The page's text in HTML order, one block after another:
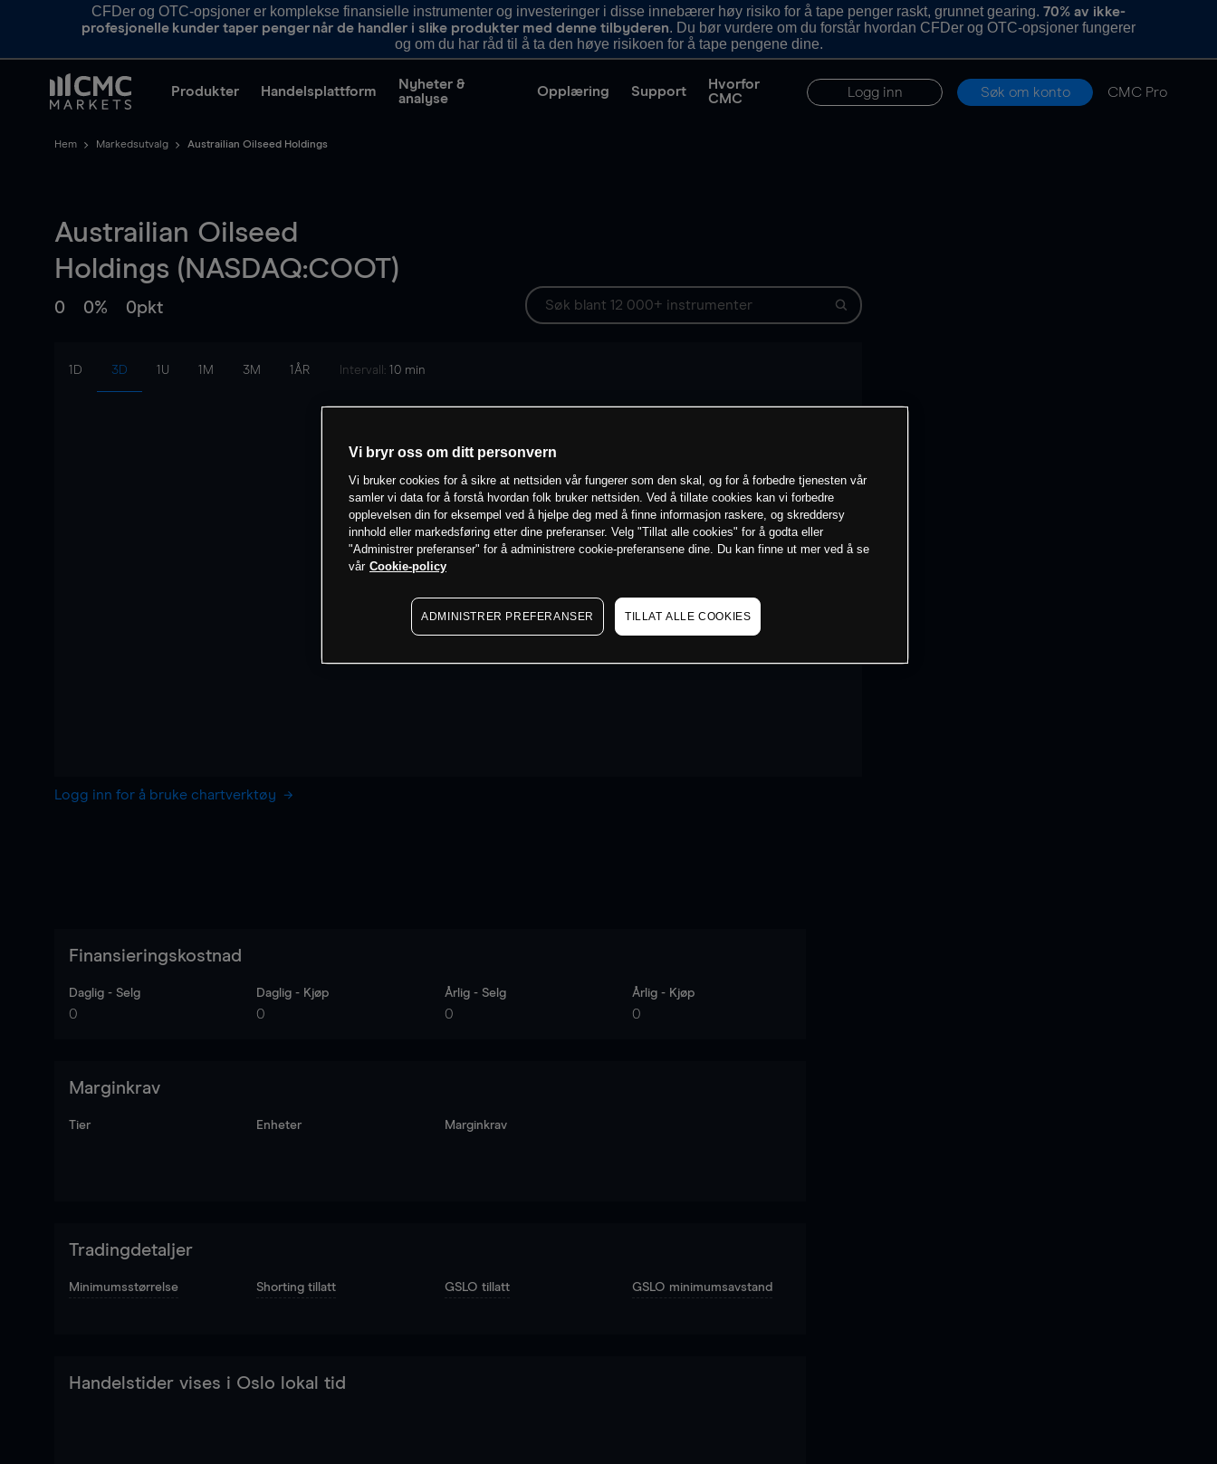
CFDer og OTC-opsjoner er komplekse finansielle instrumenter og investeringer i disse innebærer høy risiko for å tape penger raskt, grunnet gearing.70% av ikke-
profesjonelle kunder taper penger når de handler i slike produkter med denne tilbyderen. Du bør vurdere om du forstår hvordan CFDer og OTC-opsjoner fungerer
og om du har råd til å ta den høye risikoen for å tape pengene dine.
Produkter Handelsplattform
Nyheter &
analyse
Opplæring Support
Hvorfor
CMC
Logg inn Søk om konto CMC Pro
Hem Markedsutvalg Austrailian Oilseed Holdings
Austrailian Oilseed
Holdings (NASDAQ:COOT)
0 0% 0pkt
1D 3D 1U 1M 3M 1ÅR Intervall: 10 min
Logg inn for å bruke chartverktøy
Finansieringskostnad
Daglig - Selg
0
Daglig - Kjøp
0
Årlig - Selg
0
Årlig - Kjøp
0
Marginkrav
Tier Enheter Marginkrav
Tradingdetaljer
Minimumsstørrelse Shorting tillatt GSLO tillatt GSLO minimumsavstand
Handelstider vises i Oslo lokal tid
Vi bryr oss om ditt personvern
Vi bruker cookies for å sikre at nettsiden vår fungerer som den skal, og for å forbedre tjenesten vår
samler vi data for å forstå hvordan folk bruker nettsiden. Ved å tillate cookies kan vi forbedre
opplevelsen din for eksempel ved å hjelpe deg med å finne informasjon raskere, og skreddersy
innhold eller markedsføring etter dine preferanser. Velg "Tillat alle cookies" for å godta eller
"Administrer preferanser" for å administrere cookie-preferansene dine. Du kan finne ut mer ved å se
vår Cookie-policy
ADMINISTRER PREFERANSER TILLAT ALLE COOKIES